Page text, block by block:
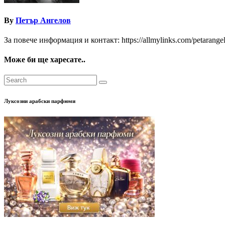
By Петър Ангелов
За повече информация и контакт: https://allmylinks.com/
Може би ще харесате..
Луксозни арабски парфюми